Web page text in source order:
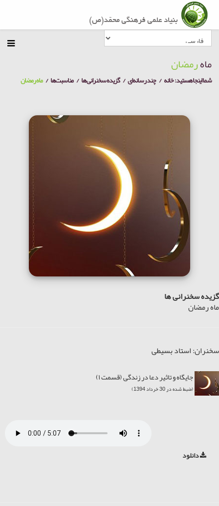
ماهرمضان
شما اینجا هستید:خانه چند رسانه‌ای گزیده سخنرانی ها مناسبت‌ها ماه رمضان
گزیده سخنرانی ها
ماه رمضان
سخنران: استاد بسیطی
جایگاه و تاثیر دعا در زندگی (قسمت ۱)
(ضبط شده در 30 خرداد 1394)
دانلود